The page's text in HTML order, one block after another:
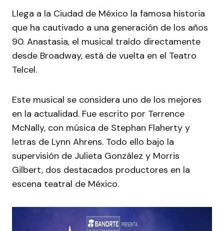
Llega a la Ciudad de México la famosa historia
que ha cautivado a una generación de los años
90. Anastasia, el musical traído directamente
desde Broadway, está de vuelta en el Teatro
Telcel.
Este musical se considera uno de los mejores
en la actualidad. Fue escrito por Terrence
McNally, con música de Stephan Flaherty y
letras de Lynn Ahrens. Todo ello bajo la
supervisión de Julieta González y Morris
Gilbert, dos destacados productores en la
escena teatral de México.